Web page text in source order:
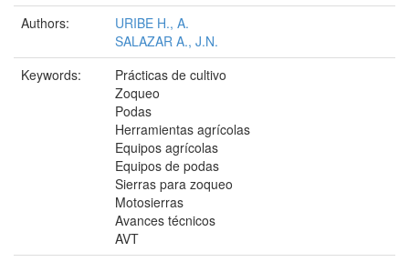
Authors:
URIBE H., A.
SALAZAR A., J.N.
Keywords:
Prácticas de cultivo
Zoqueo
Podas
Herramientas agrícolas
Equipos agrícolas
Equipos de podas
Sierras para zoqueo
Motosierras
Avances técnicos
AVT